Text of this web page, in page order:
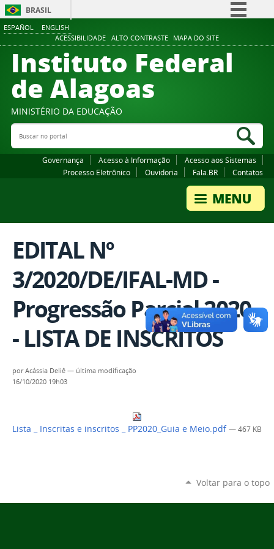
ESPAÑOL ENGLISH
ACESSIBILIDADE ALTO CONTRASTE MAPA DO SITE
BRASIL
Comunica BR
Participe
Canais
Instituto Federal
de Alagoas
MINISTÉRIO DA EDUCAÇÃO
Buscar no portal
Governança Acesso à Informação
Acesso aos Sistemas
Processo Eletrônico
Ouvidoria Fala.BR Contatos
EDITAL Nº
3/2020/DE/IFAL-MD -
Progressão Parcial 2020
- LISTA DE INSCRITOS
porAcássia Deliê — última modificação
16/10/2020 19h03
Lista _ Inscritas e inscritos _ PP2020_Guia e Meio.pdf — 467 KB
Voltar para o topo